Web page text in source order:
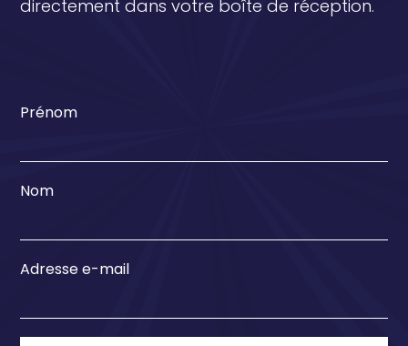
directement dans votre boîte de réception.
Prénom
Nom
Adresse e-mail